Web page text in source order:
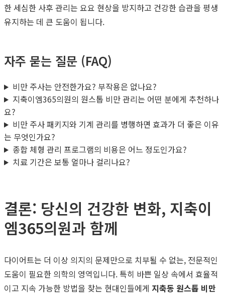
한 세심한 사후 관리는 요요 현상을 방지하고 건강한 습관을 평생
유지하는 데 큰 도움이 됩니다.
자주 묻는 질문 (FAQ)
비만 주사는 안전한가요? 부작용은 없나요?
지축이엠365의원의 원스톱 비만 관리는 어떤 분에게 추천하나
요?
비만 주사 패키지와 기계 관리를 병행하면 효과가 더 좋은 이유
는 무엇인가요?
종합 체형 관리 프로그램의 비용은 어느 정도인가요?
치료 기간은 보통 얼마나 걸리나요?
결론: 당신의 건강한 변화, 지축이
엠365의원과 함께
다이어트는 더 이상 의지의 문제만으로 치부될 수 없는, 전문적인
도움이 필요한 의학의 영역입니다. 특히 바쁜 일상 속에서 효율적
이고 지속 가능한 방법을 찾는 현대인들에게 지축동 원스톱 비만